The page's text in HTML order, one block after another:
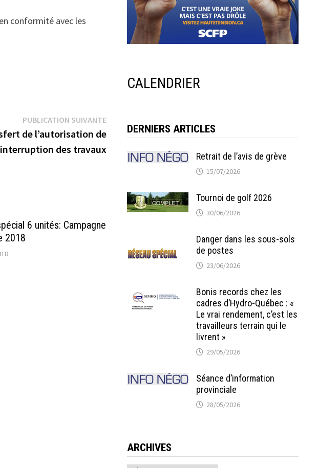
conformité avec les
PUBLICATION SUIVANTEPublication
suivante :
de l’autorisation de
des travaux
6 unités: Campagne
2018
CALENDRIER
DERNIERS ARTICLES
Retrait de l’avis de grève
15/07/2026
Tournoi de golf 2026
30/06/2026
Danger dans les sous-sols
de postes
23/06/2026
Bonis records chez les
cadres d’Hydro-Québec : «
Le vrai rendement, c’est les
travailleurs terrain qui le
livrent »
29/05/2026
Séance d’information
provinciale
28/05/2026
ARCHIVES